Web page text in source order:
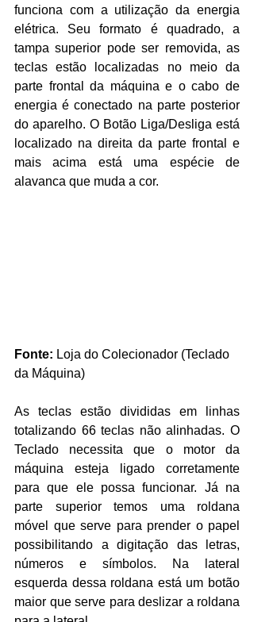
funciona com a utilização da energia
elétrica. Seu formato é quadrado, a
tampa superior pode ser removida, as
teclas estão localizadas no meio da
parte frontal da máquina e o cabo de
energia é conectado na parte posterior
do aparelho. O Botão Liga/Desliga está
localizado na direita da parte frontal e
mais acima está uma espécie de
alavanca que muda a cor.
Fonte: Loja do Colecionador (Teclado
da Máquina)
As teclas estão divididas em linhas
totalizando 66 teclas não alinhadas. O
Teclado necessita que o motor da
máquina esteja ligado corretamente
para que ele possa funcionar. Já na
parte superior temos uma roldana
móvel que serve para prender o papel
possibilitando a digitação das letras,
números e símbolos. Na lateral
esquerda dessa roldana está um botão
maior que serve para deslizar a roldana